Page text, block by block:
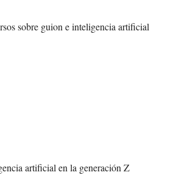
sobre guion e inteligencia artificial
artificial en la generación Z